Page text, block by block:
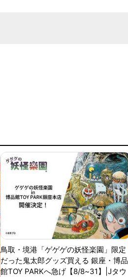
鳥取・境港「ゲゲゲの妖怪楽園」限定
だった鬼太郎グッズ買える 銀座・博品
館TOY PARKへ急げ【8/8~31】|Jタウ